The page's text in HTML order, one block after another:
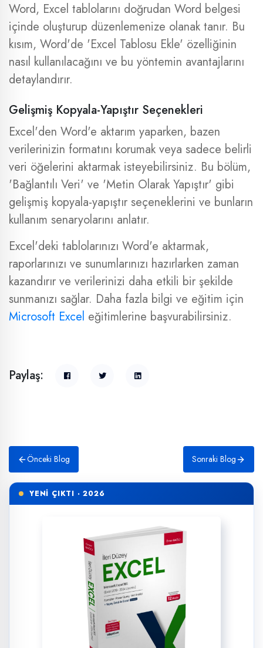
Word, Excel tablolarını doğrudan Word belgesi
içinde oluşturup düzenlemenize olanak tanır. Bu
kısım, Word'de 'Excel Tablosu Ekle' özelliğinin
nasıl kullanılacağını ve bu yöntemin avantajlarını
detaylandırır.
Gelişmiş Kopyala-Yapıştır Seçenekleri
Excel'den Word'e aktarım yaparken, bazen
verilerinizin formatını korumak veya sadece belirli
veri öğelerini aktarmak isteyebilirsiniz. Bu bölüm,
'Bağlantılı Veri' ve 'Metin Olarak Yapıştır' gibi
gelişmiş kopyala-yapıştır seçeneklerini ve bunların
kullanım senaryolarını anlatır.
Excel'deki tablolarınızı Word'e aktarmak,
raporlarınızı ve sunumlarınızı hazırlarken zaman
kazandırır ve verilerinizi daha etkili bir şekilde
sunmanızı sağlar. Daha fazla bilgi ve eğitim için
Microsoft Excel eğitimlerine başvurabilirsiniz.
Paylaş:
Önceki Blog Sonraki Blog
YENİ ÇIKTI · 2026